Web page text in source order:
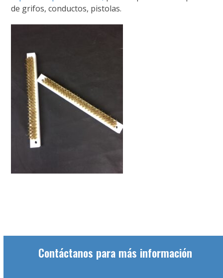
de grifos, conductos, pistolas.
Contáctanos para más información